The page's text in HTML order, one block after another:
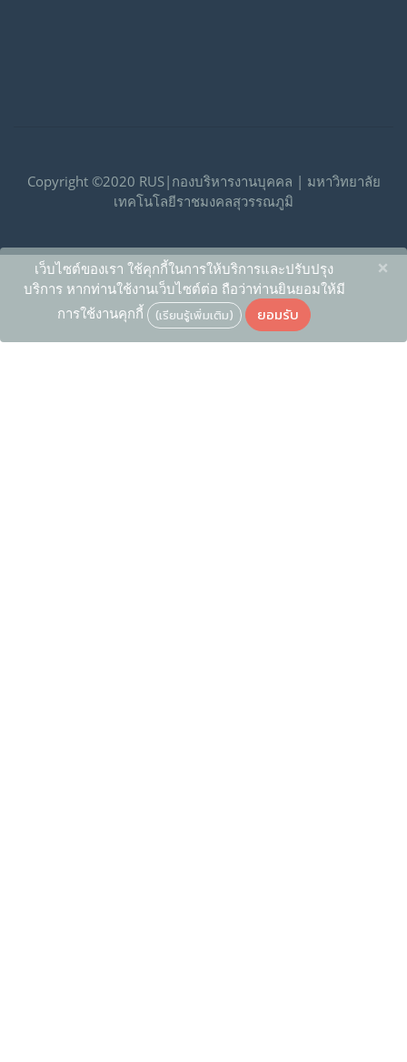
Copyright ©2020 RUS|กองบริหารงานบุคคล | มหาวิทยาลัย
เทคโนโลยีราชมงคลสุวรรณภูมิ
เว็บไซต์ของเรา ใช้คุกกี้ในการให้บริการและปรับปรุง
บริการ หากท่านใช้งานเว็บไซต์ต่อ ถือว่าท่านยินยอมให้มี
การใช้งานคุกกี้ (เรียนรู้เพิ่มเติม) ยอมรับ
×